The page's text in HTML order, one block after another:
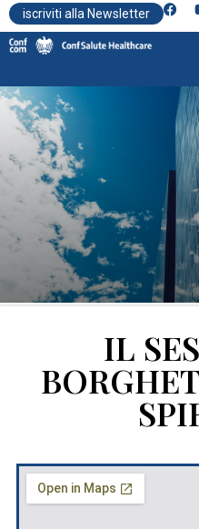
iscriviti alla Newsletter
IL